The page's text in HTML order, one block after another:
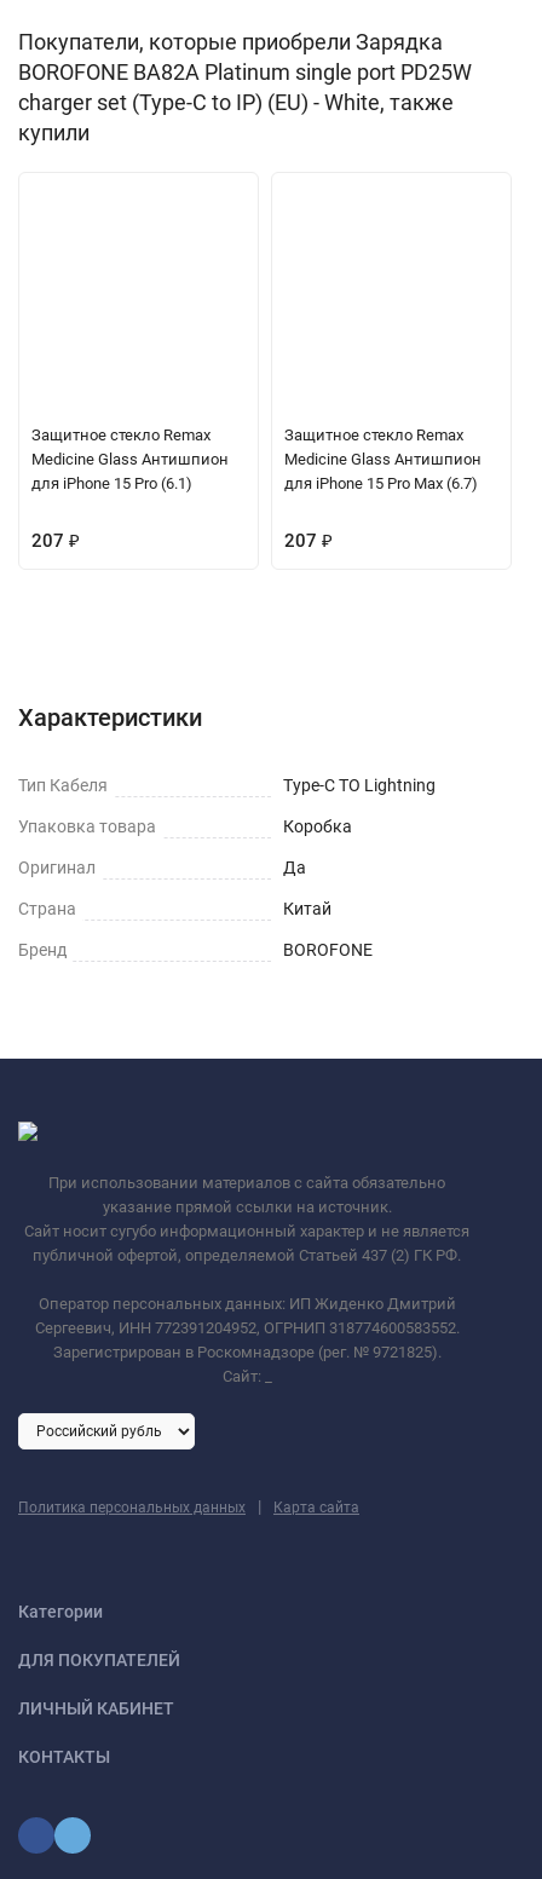
Покупатели, которые приобрели Зарядка
BOROFONE BA82A Platinum single port PD25W
charger set (Type-C to IP) (EU) - White, также
купили
Защитное стекло Remax
Medicine Glass Антишпион
для iPhone 15 Pro (6.1)
207 ₽
Защитное стекло Remax
Medicine Glass Антишпион
для iPhone 15 Pro Max (6.7)
207 ₽
Характеристики
Тип Кабеля Type-C TO Lightning
Упаковка товара Коробка
Оригинал Да
Страна Китай
Бренд BOROFONE
При использовании материалов с сайта обязательно
указание прямой ссылки на источник.
Сайт носит сугубо информационный характер и не является
публичной офертой, определяемой Статьей 437 (2) ГК РФ.
Оператор персональных данных: ИП Жиденко Дмитрий
Сергеевич, ИНН 772391204952, ОГРНИП 318774600583552.
Зарегистрирован в Роскомнадзоре (рег. № 9721825).
Сайт:
Политика персональных данных | Карта сайта
Категории
ДЛЯ ПОКУПАТЕЛЕЙ
ЛИЧНЫЙ КАБИНЕТ
КОНТАКТЫ